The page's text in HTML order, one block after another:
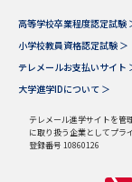
高等学校卒業程度認定試験
小学校教員資格認定試験 ＞
テレメールお支払いサイト
大学進学IDについて ＞
テレメール進学サイトを管
に取り扱う企業としてプラ
登録番号 10860126